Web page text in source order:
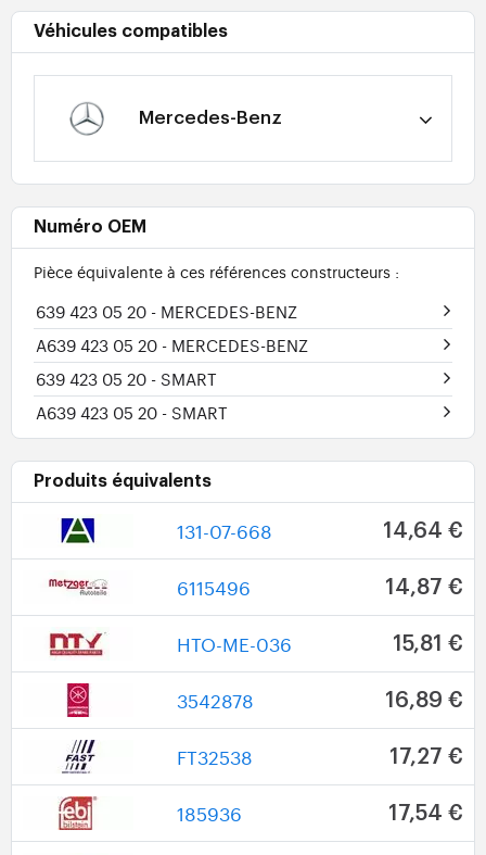
Véhicules compatibles
Mercedes-Benz
Numéro OEM
Pièce équivalente à ces références constructeurs :
639 423 05 20 - MERCEDES-BENZ
A639 423 05 20 - MERCEDES-BENZ
639 423 05 20 - SMART
A639 423 05 20 - SMART
Produits équivalents
131-07-668 14,64 €
6115496 14,87 €
HTO-ME-036 15,81 €
3542878 16,89 €
FT32538 17,27 €
185936 17,54 €